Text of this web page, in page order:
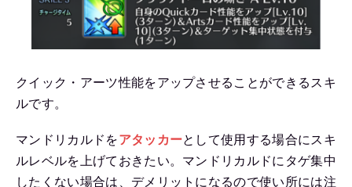
クイック・アーツ性能をアップさせることができるスキ
ルです。
マンドリカルドをアタッカーとして使用する場合にスキ
ルレベルを上げておきたい。マンドリカルドにタゲ集中
したくない場合は、デメリットになるので使い所には注